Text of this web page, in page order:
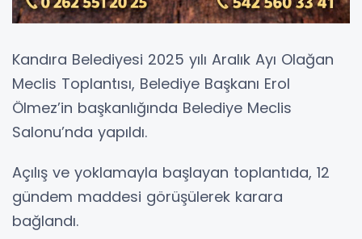
Kandıra Belediyesi 2025 yılı Aralık Ayı Olağan
Meclis Toplantısı, Belediye Başkanı Erol
Ölmez’in başkanlığında Belediye Meclis
Salonu’nda yapıldı.
Açılış ve yoklamayla başlayan toplantıda, 12
gündem maddesi görüşülerek karara
bağlandı.